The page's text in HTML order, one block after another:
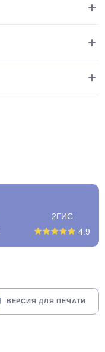
2ГИС
4.9
ВЕРСИЯ ДЛЯ ПЕЧАТИ